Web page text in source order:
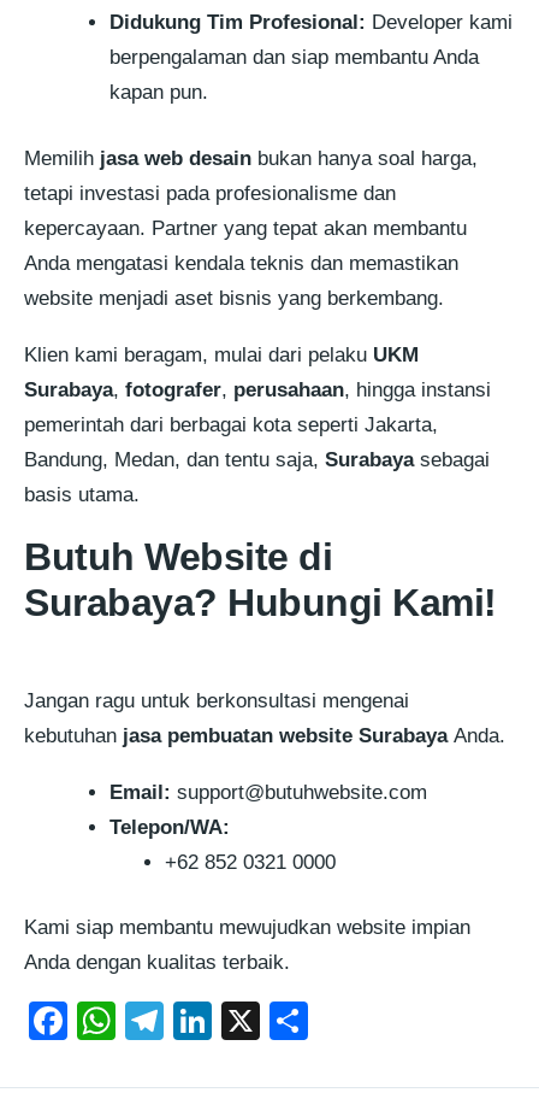
Didukung Tim Profesional: Developer kami
berpengalaman dan siap membantu Anda
kapan pun.
Memilih jasa web desain bukan hanya soal harga,
tetapi investasi pada profesionalisme dan
kepercayaan. Partner yang tepat akan membantu
Anda mengatasi kendala teknis dan memastikan
website menjadi aset bisnis yang berkembang.
Klien kami beragam, mulai dari pelaku UKM
Surabaya, fotografer, perusahaan, hingga instansi
pemerintah dari berbagai kota seperti Jakarta,
Bandung, Medan, dan tentu saja, Surabayasebagai
basis utama.
Butuh Website di
Surabaya? Hubungi Kami!
Jangan ragu untuk berkonsultasi mengenai
kebutuhan jasa pembuatan website SurabayaAnda.
Email: support@butuhwebsite.com
Telepon/WA:
+62 852 0321 0000
Kami siap membantu mewujudkan website impian
Anda dengan kualitas terbaik.
F
c
W
at
T
e
Li
k
X
ar